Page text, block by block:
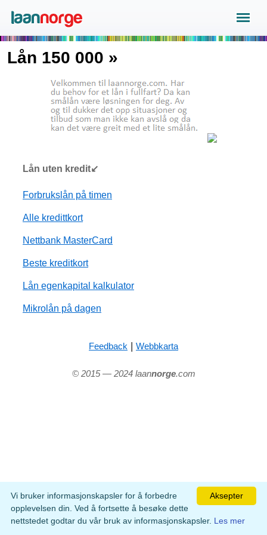
Lån 150 000 »
Lån uten kredit↙
Forbrukslån på timen
Alle kredittkort
Nettbank MasterCard
Beste kreditkort
Lån egenkapital kalkulator
Mikrolån på dagen
Feedback | Webbkarta
© 2015 — 2024 laannorge.com
Aksepter
Vi bruker informasjonskapsler for å forbedre
opplevelsen din. Ved å fortsette å besøke dette
nettstedet godtar du vår bruk av informasjonskapsler. Les mer